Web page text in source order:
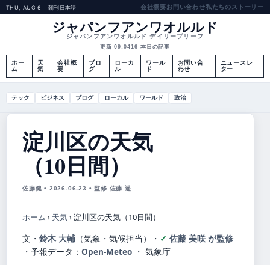
THU, AUG 6 朝刊日本語 会社概要お問い合わせ私たちのストーリー
ジャパンフアンワオルルド
ジャパンフアンワオルルド デイリーブリーフ
更新 09:0416 本日の記事
ホー
ム
天
気
会社概
要
ブロ
グ
ローカ
ル
ワール
ド
お問い合
わせ
ニュースレ
ター
テック ビジネス ブログ ローカル ワールド 政治
淀川区の天気
（10日間）
佐藤健 • 2026-06-23 • 監修 佐藤 遥
ホーム › 天気›淀川区の天気（10日間）
文・ 鈴木 大輔 （気象・気候担当） ・
佐藤 美咲 が監修
・ 予報データ： Open-Meteo ・ 気象庁